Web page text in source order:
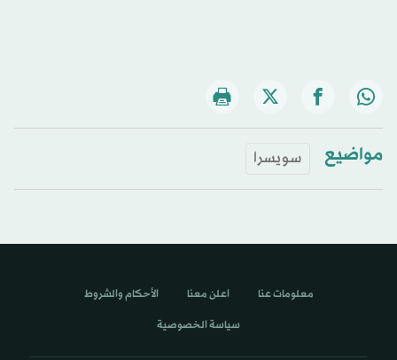
مواضيع سويسرا
معلومات عنا اعلن معنا الأحكام والشروط
سياسة الخصوصية